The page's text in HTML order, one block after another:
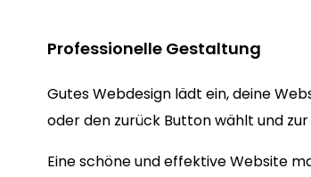
Professionelle Gestaltung
Gutes Webdesign lädt ein, deine
oder den zurück Button wählt und
Eine schöne und effektive Website